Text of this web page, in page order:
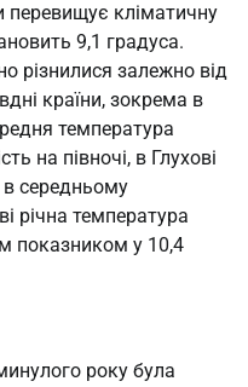
перевищує кліматичну
9,1 градуса.
різнилися залежно від
країни, зокрема в
температура
на півночі, в Глухові
в середньому
річна температура
показником у 10,4
року була